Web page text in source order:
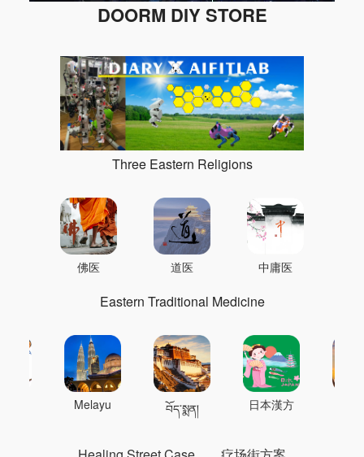
DOORM DIY STORE
Three Eastern Religions
佛医 道医 中庸医
Eastern Traditional Medicine
Melayu བོད་སྨན། 日本漢方